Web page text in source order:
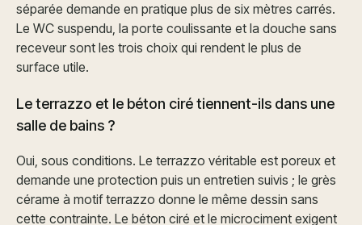
séparée demande en pratique plus de six mètres carrés.
Le WC suspendu, la porte coulissante et la douche sans
receveur sont les trois choix qui rendent le plus de
surface utile.
Le terrazzo et le béton ciré tiennent-ils dans une
salle de bains ?
Oui, sous conditions. Le terrazzo véritable est poreux et
demande une protection puis un entretien suivis ; le grès
cérame à motif terrazzo donne le même dessin sans
cette contrainte. Le béton ciré et le microciment exigent